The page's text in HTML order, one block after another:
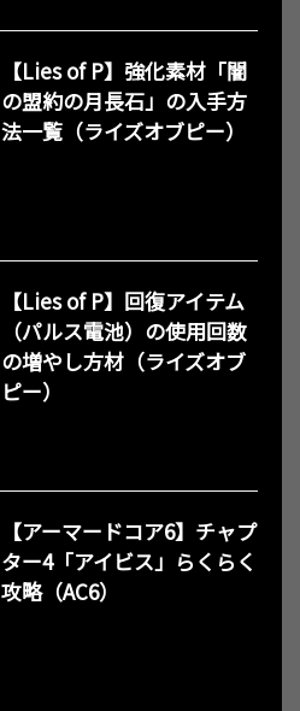
【Lies of P】強化素材「闇
の盟約の月長石」の入手方
法一覧（ライズオブピー）
【Lies of P】回復アイテム
（パルス電池）の使用回数
の増やし方材（ライズオブ
ピー）
【アーマードコア6】チャプ
ター4「アイビス」らくらく
攻略（AC6）